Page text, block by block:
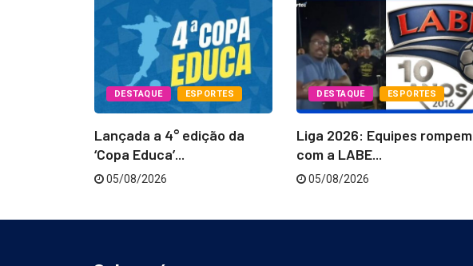
DESTAQUE ESPORTES
Lançada a 4° edição da
‘Copa Educa’...
05/08/2026
DESTAQUE ESPORTES
Liga 2026: Equipes rompem
com a LABE...
05/08/2026